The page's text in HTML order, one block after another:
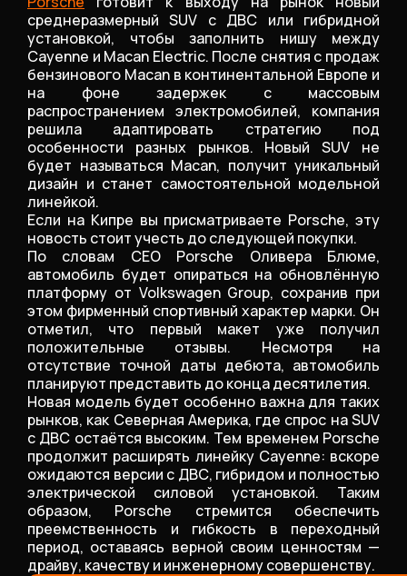
среднеразмерный SUV с ДВС или гибридной
установкой, чтобы заполнить нишу между
Cayenne и Macan Electric. После снятия с продаж
бензинового Macan в континентальной Европе и
на фоне задержек с массовым
распространением электромобилей, компания
решила адаптировать стратегию под
особенности разных рынков. Новый SUV не
будет называться Macan, получит уникальный
дизайн и станет самостоятельной модельной
линейкой.
Если на Кипре вы присматриваете Porsche, эту
новость стоит учесть до следующей покупки.
По словам CEO Porsche Оливера Блюме,
автомобиль будет опираться на обновлённую
платформу от Volkswagen Group, сохранив при
этом фирменный спортивный характер марки. Он
отметил, что первый макет уже получил
положительные отзывы. Несмотря на
отсутствие точной даты дебюта, автомобиль
планируют представить до конца десятилетия.
Новая модель будет особенно важна для таких
рынков, как Северная Америка, где спрос на SUV
с ДВС остаётся высоким. Тем временем Porsche
продолжит расширять линейку Cayenne: вскоре
ожидаются версии с ДВС, гибридом и полностью
электрической силовой установкой. Таким
образом, Porsche стремится обеспечить
преемственность и гибкость в переходный
период, оставаясь верной своим ценностям —
драйву, качеству и инженерному совершенству.